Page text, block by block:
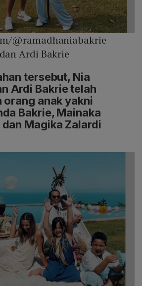
@ramadhaniabakrie
Ardi Bakrie
tersebut, Nia
Ardi Bakrie telah
anak yakni
Bakrie, Mainaka
Magika Zalardi